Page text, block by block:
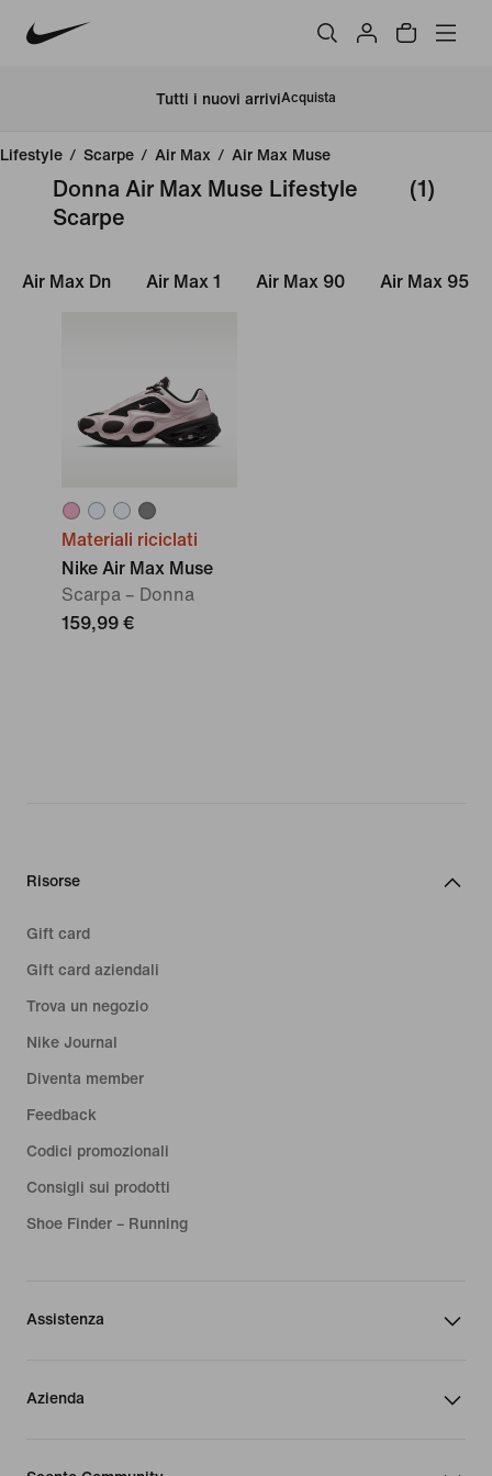
Tutti i nuovi arriviAcquista
Lifestyle / Scarpe / Air Max / Air Max Muse
Donna Air Max Muse Lifestyle
Scarpe
(1)
Air Max Dn Air Max 1 Air Max 90 Air Max 95
Materiali riciclati
Nike Air Max Muse
Scarpa – Donna
159,99 €
Risorse
Gift card
Gift card aziendali
Trova un negozio
Nike Journal
Diventa member
Feedback
Codici promozionali
Consigli sui prodotti
Shoe Finder – Running
Assistenza
Azienda